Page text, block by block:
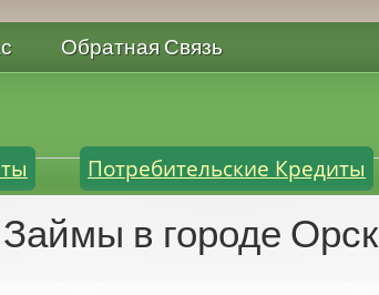
Обратная Связь
Потребительские Кредиты
Займы в городе Орск